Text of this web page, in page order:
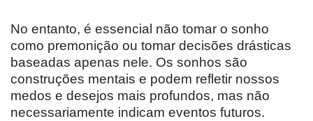
No entanto, é essencial não tomar o sonho
como premonição ou tomar decisões drásticas
baseadas apenas nele. Os sonhos são
construções mentais e podem refletir nossos
medos e desejos mais profundos, mas não
necessariamente indicam eventos futuros.